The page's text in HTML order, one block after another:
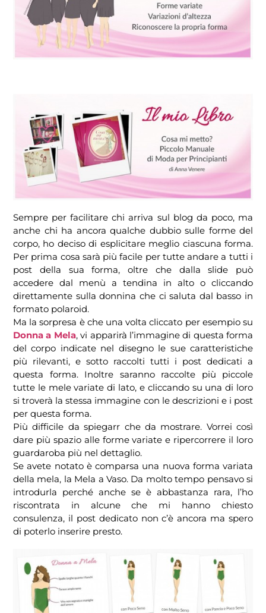
Sempre per facilitare chi arriva sul blog da poco, ma
anche chi ha ancora qualche dubbio sulle forme del
corpo, ho deciso di esplicitare meglio ciascuna forma.
Per prima cosa sarà più facile per tutte andare a tutti i
post della sua forma, oltre che dalla slide può
accedere dal menù a tendina in alto o cliccando
direttamente sulla donnina che ci saluta dal basso in
formato polaroid.
Ma la sorpresa è che una volta cliccato per esempio su
Donna a Mela, vi apparirà l’immagine di questa forma
del corpo indicate nel disegno le sue caratteristiche
più rilevanti, e sotto raccolti tutti i post dedicati a
questa forma. Inoltre saranno raccolte più piccole
tutte le mele variate di lato, e cliccando su una di loro
si troverà la stessa immagine con le descrizioni e i post
per questa forma.
Più difficile da spiegarr che da mostrare. Vorrei così
dare più spazio alle forme variate e ripercorrere il loro
guardaroba più nel dettaglio.
Se avete notato è comparsa una nuova forma variata
della mela, la Mela a Vaso. Da molto tempo pensavo si
introdurla perché anche se è abbastanza rara, l’ho
riscontrata in alcune che mi hanno chiesto
consulenza, il post dedicato non c’è ancora ma spero
di poterlo inserire presto.